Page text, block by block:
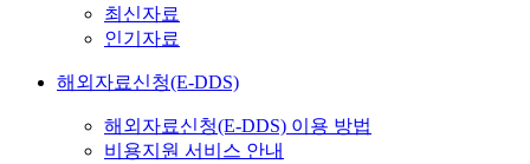
최신자료
인기자료
해외자료신청(E-DDS)
해외자료신청(E-DDS) 이용 방법
비용지원 서비스 안내